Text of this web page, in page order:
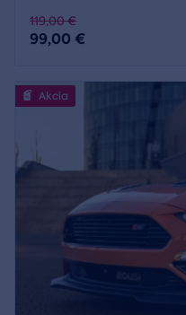
119,00 €
99,00 €
Akcia